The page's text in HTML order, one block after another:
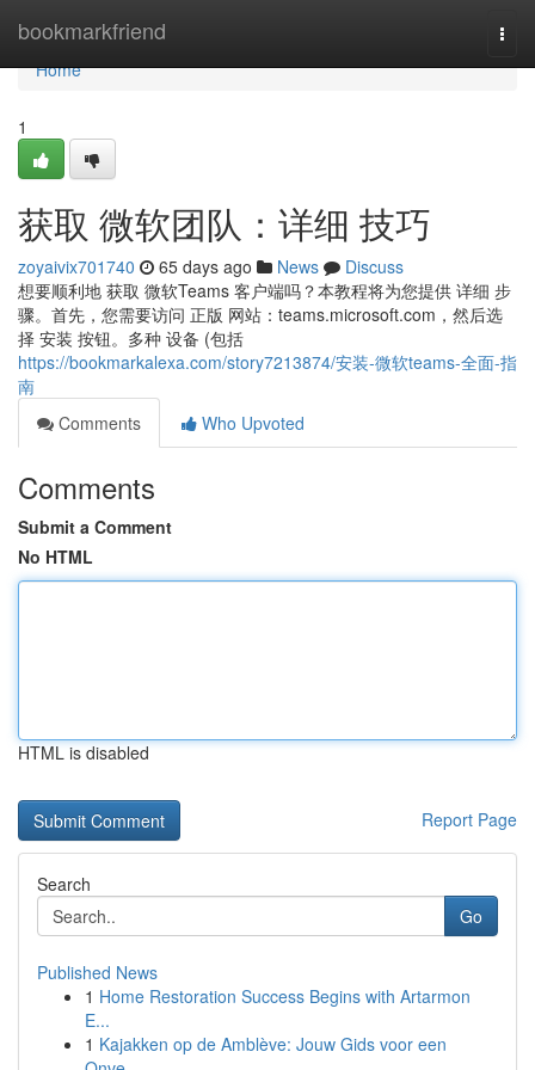
bookmarkfriend
Home
Home
1
获取 微软团队：详细 技巧
zoyaivix701740 65 days ago News
Discuss
想要顺利地 获取 微软Teams 客户端吗？本教程将为您提供 详细 步
骤。首先，您需要访问 正版 网站：teams.microsoft.com，然后选
择 安装 按钮。多种 设备 (包括
https://bookmarkalexa.com/story7213874/安装-微软teams-全面-指
南
Comments
Who Upvoted
Comments
Submit a Comment
No HTML
HTML is disabled
Report Page
Search
Go
Published News
1 Home Restoration Success Begins with Artarmon
E...
1 Kajakken op de Amblève: Jouw Gids voor een